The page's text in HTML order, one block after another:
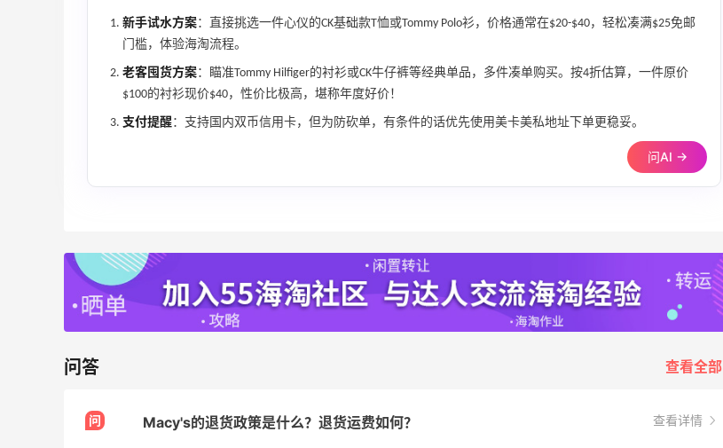
新手试水方案：直接挑选一件心仪的CK基础款T恤或Tommy Polo衫，价格通常在$20-$40，轻松凑满$25免邮
门槛，体验海淘流程。
老客囤货方案：瞄准Tommy Hilfiger的衬衫或CK牛仔裤等经典单品，多件凑单购买。按4折估算，一件原价
$100的衬衫现价$40，性价比极高，堪称年度好价！
支付提醒：支持国内双币信用卡，但为防砍单，有条件的话优先使用美卡美私地址下单更稳妥。
问AI →
问答 查看全部
问 Macy's的退货政策是什么？退货运费如何？ 查看详情
梅西海淘被砍单钱多久能退回来？
海淘爱问